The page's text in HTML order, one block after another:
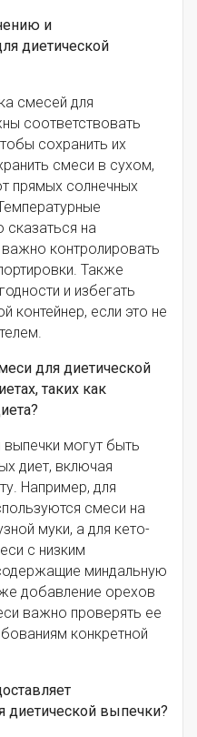
и
диетической
смесей для
соответствовать
сохранить их
смеси в сухом,
прямых солнечных
сказаться на
контролировать
Также
и избегать
контейнер, если это не
для диетической
таких как
могут быть
диет, включая
Например, для
смеси на
муки, а для кето-
с низким
миндальную
добавление орехов
важно проверять ее
конкретной
диетической выпечки?